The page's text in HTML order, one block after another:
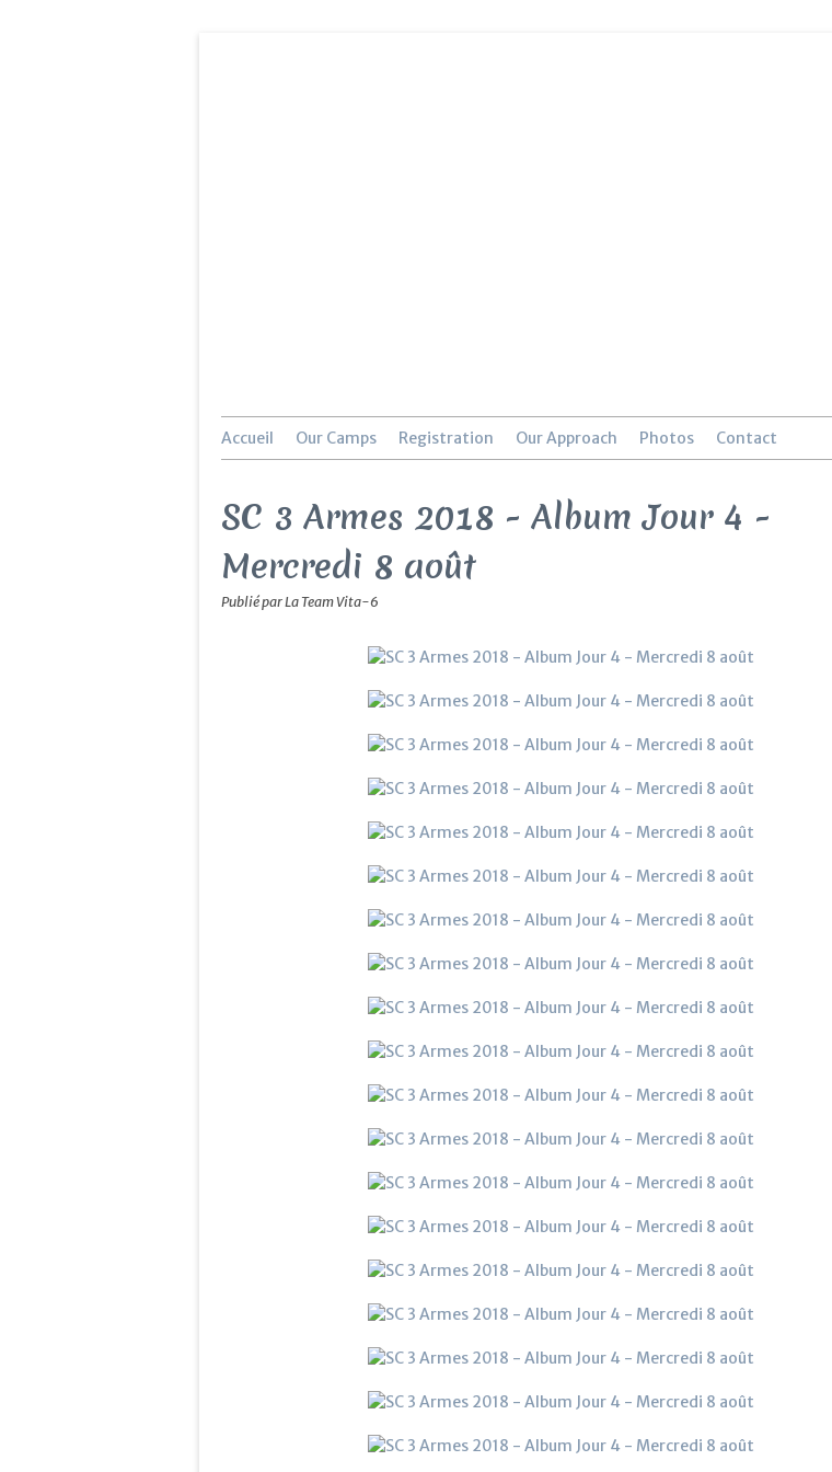
Accueil Our Camps Registration Our Approach Photos Contact
SC 3 Armes 2018 - Album Jour 4 -
Mercredi 8 août
Publié par La Team Vita-6